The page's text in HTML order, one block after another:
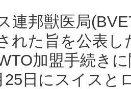
連邦獣医局
れた旨を公表
加盟手続き
25日にスイスと